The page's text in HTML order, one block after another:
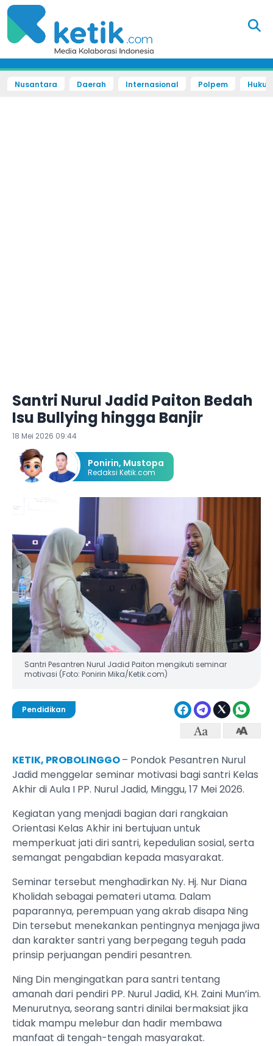
Nusantara Daerah Internasional Polpem
Santri Nurul Jadid Paiton Bedah
Isu Bullying hingga Banjir
18 Mei 2026 09:44
Ponirin, Mustopa
Redaksi Ketik.com
Santri Pesantren Nurul Jadid Paiton mengikuti seminar
motivasi (Foto: Ponirin Mika/Ketik.com)
Pendidikan
KETIK, PROBOLINGGO– Pondok Pesantren Nurul
Jadid menggelar seminar motivasi bagi santri Kelas
Akhir di Aula I PP. Nurul Jadid, Minggu, 17 Mei 2026.
Kegiatan yang menjadi bagian dari rangkaian
Orientasi Kelas Akhir ini bertujuan untuk
memperkuat jati diri santri, kepedulian sosial, serta
semangat pengabdian kepada masyarakat.
Seminar tersebut menghadirkan Ny. Hj. Nur Diana
Kholidah sebagai pemateri utama. Dalam
paparannya, perempuan yang akrab disapa Ning
Din tersebut menekankan pentingnya menjaga jiwa
dan karakter santri yang berpegang teguh pada
prinsip perjuangan pendiri pesantren.
Ning Din mengingatkan para santri tentang
amanah dari pendiri PP. Nurul Jadid, KH. Zaini Mun’im.
Menurutnya, seorang santri dinilai bermaksiat jika
tidak mampu melebur dan hadir membawa
manfaat di tengah-tengah masyarakat.